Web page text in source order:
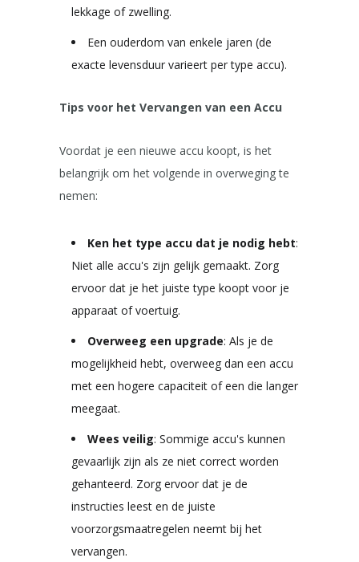
lekkage of zwelling.
Een ouderdom van enkele jaren (de
exacte levensduur varieert per type accu).
Tips voor het Vervangen van een Accu
Voordat je een nieuwe accu koopt, is het
belangrijk om het volgende in overweging te
nemen:
Ken het type accu dat je nodig hebt:
Niet alle accu's zijn gelijk gemaakt. Zorg
ervoor dat je het juiste type koopt voor je
apparaat of voertuig.
Overweeg een upgrade: Als je de
mogelijkheid hebt, overweeg dan een accu
met een hogere capaciteit of een die langer
meegaat.
Wees veilig: Sommige accu's kunnen
gevaarlijk zijn als ze niet correct worden
gehanteerd. Zorg ervoor dat je de
instructies leest en de juiste
voorzorgsmaatregelen neemt bij het
vervangen.